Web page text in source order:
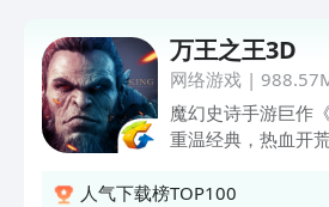
可以随时交给系统托管，这样不受
更多玩家，如果感兴趣的话，那就
万王之王3D
网络游戏|
魔幻史诗手游巨作
重温经典，热血开
手开荒，争夺首通
人气下载榜TOP100